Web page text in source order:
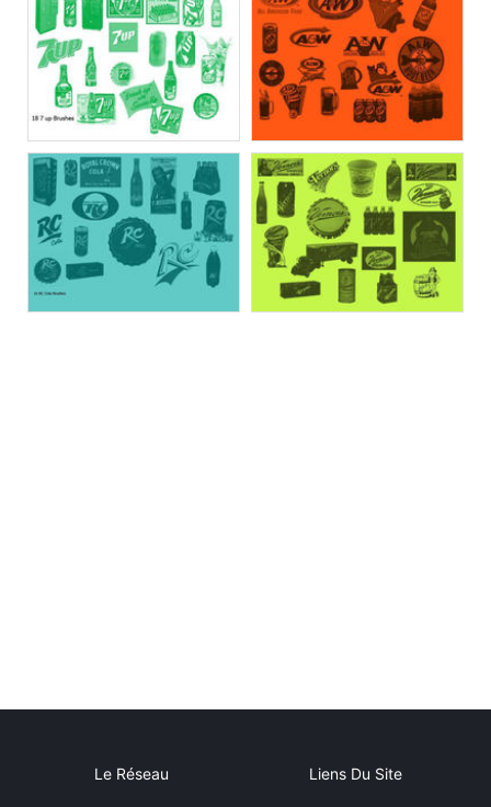
Le Réseau Liens Du Site